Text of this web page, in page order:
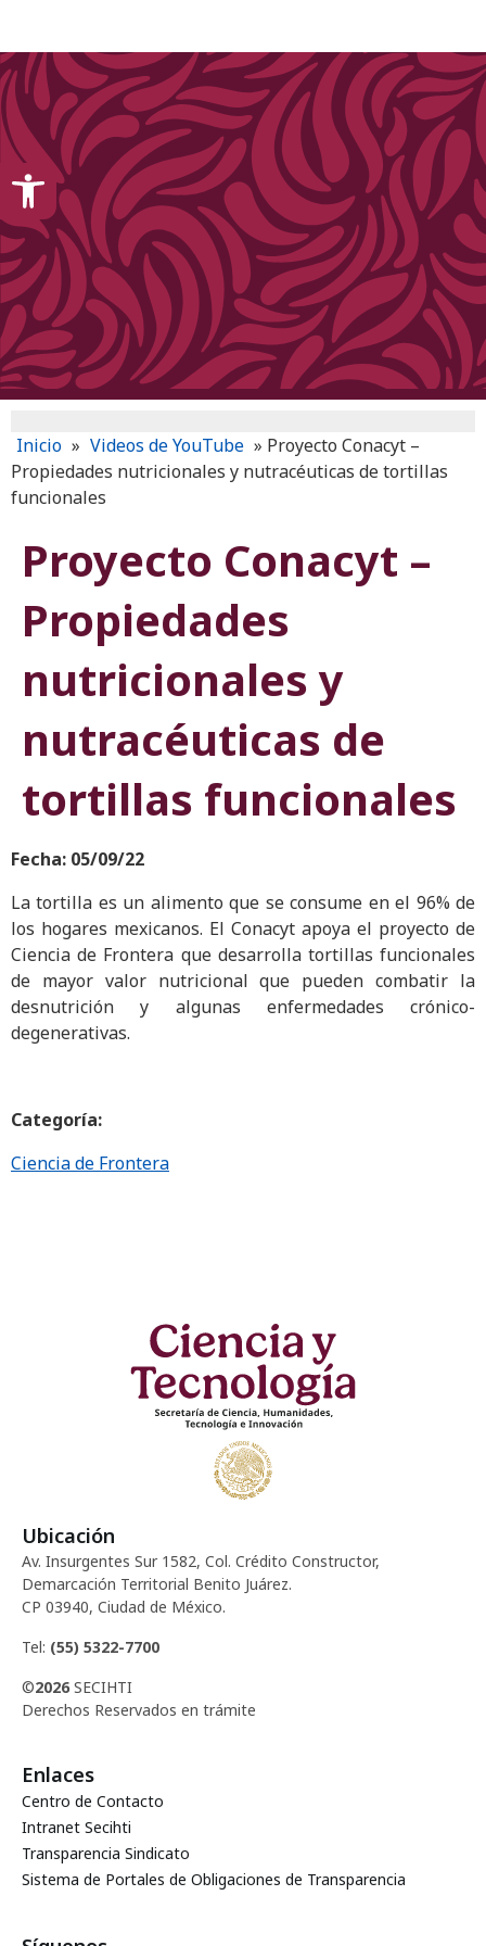
Inicio » Videos de YouTube » Proyecto Conacyt –
Propiedades nutricionales y nutracéuticas de tortillas
funcionales
Proyecto Conacyt –
Propiedades
nutricionales y
nutracéuticas de
tortillas funcionales
Fecha: 05/09/22
La tortilla es un alimento que se consume en el 96% de
los hogares mexicanos. El Conacyt apoya el proyecto de
Ciencia de Frontera que desarrolla tortillas funcionales
de mayor valor nutricional que pueden combatir la
desnutrición y algunas enfermedades crónico-
degenerativas.
Categoría:
Ciencia de Frontera
Ubicación
Av. Insurgentes Sur 1582, Col. Crédito Constructor,
Demarcación Territorial Benito Juárez.
CP 03940, Ciudad de México.
Tel: (55) 5322-7700
©2026 SECIHTI
Derechos Reservados en trámite
Enlaces
Centro de Contacto
Intranet Secihti
Transparencia Sindicato
Sistema de Portales de Obligaciones de Transparencia
Open toolbar